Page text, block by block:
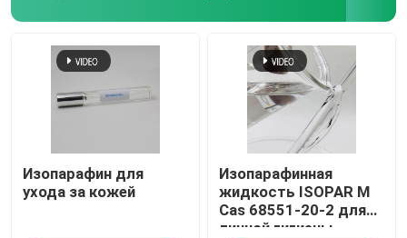
Изопарафин для
ухода за кожей
Изопарафинная
жидкость ISOPAR M
Cas 68551-20-2 для
личной гигиены